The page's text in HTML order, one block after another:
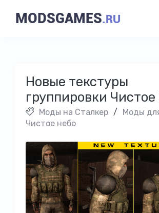
MODSGAMES.RU
Новые текстуры
группировки
Моды на Cталкер /
Моды
Чистое небо